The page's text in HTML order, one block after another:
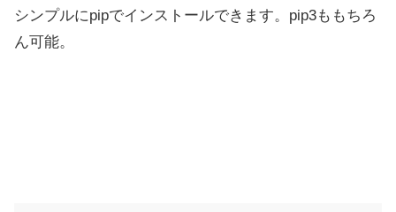
シンプルにpipでインストールできます。pip3ももちろ
ん可能。